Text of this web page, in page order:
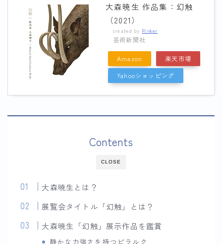
大森暁生 作品集：幻触
（2021）
created by Rinker
芸術新聞社
Amazon
楽天市場
Yahooショッピング
CLOSE
Contents
大森暁生とは？
展覧会タイトル「幻触」とは？
大森暁生「幻触」展示作品を鑑賞
静かな力強さを持つピラルク